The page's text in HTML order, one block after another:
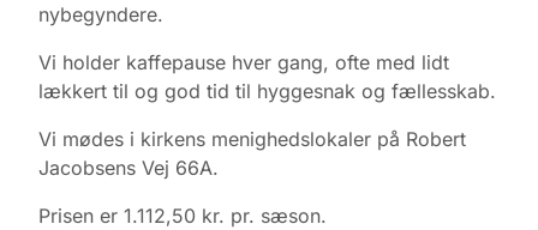
nybegyndere.
Vi holder kaffepause hver gang, ofte med lidt
lækkert til og god tid til hyggesnak og fællesskab.
Vi mødes i kirkens menighedslokaler på Robert
Jacobsens Vej 66A.
Prisen er 1.112,50 kr. pr. sæson.